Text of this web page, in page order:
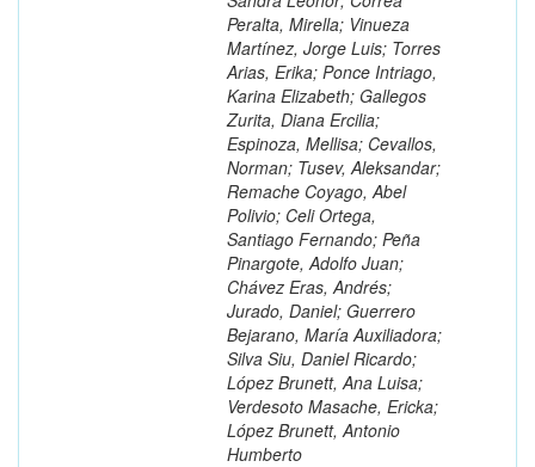
Peralta, Mirella; Vinueza
Martínez, Jorge Luis; Torres
Arias, Erika; Ponce Intriago,
Karina Elizabeth; Gallegos
Zurita, Diana Ercilia;
Espinoza, Mellisa; Cevallos,
Norman; Tusev, Aleksandar;
Remache Coyago, Abel
Polivio; Celi Ortega,
Santiago Fernando; Peña
Pinargote, Adolfo Juan;
Chávez Eras, Andrés;
Jurado, Daniel; Guerrero
Bejarano, María Auxiliadora;
Silva Siu, Daniel Ricardo;
López Brunett, Ana Luisa;
Verdesoto Masache, Ericka;
López Brunett, Antonio
Humberto